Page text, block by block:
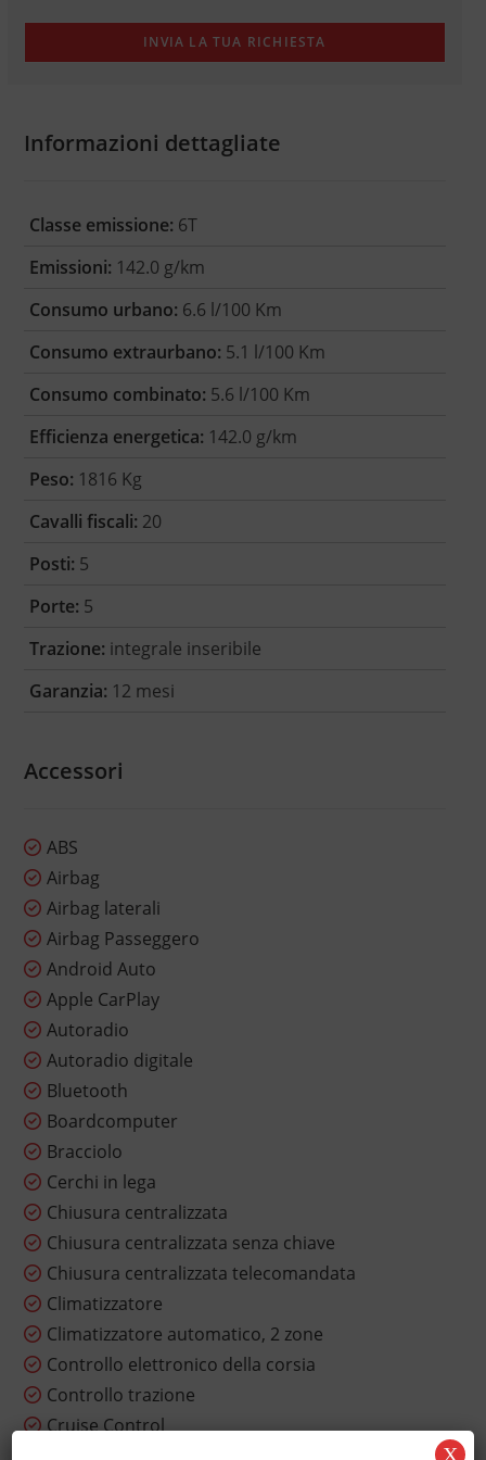
Informazioni dettagliate
Classe emissione: 6T
Emissioni: 142.0 g/km
Consumo urbano: 6.6 l/100 Km
Consumo extraurbano: 5.1 l/100 Km
Consumo combinato: 5.6 l/100 Km
Efficienza energetica: 142.0 g/km
Peso: 1816 Kg
Cavalli fiscali: 20
Posti: 5
Porte: 5
Trazione: integrale inseribile
Garanzia: 12 mesi
Accessori
ABS
Airbag
Airbag laterali
Airbag Passeggero
Android Auto
Apple CarPlay
Autoradio
Autoradio digitale
Bluetooth
Boardcomputer
Bracciolo
Cerchi in lega
Chiusura centralizzata
Chiusura centralizzata senza chiave
Chiusura centralizzata telecomandata
Climatizzatore
Climatizzatore automatico, 2 zone
Controllo elettronico della corsia
Controllo trazione
Cruise Control
X